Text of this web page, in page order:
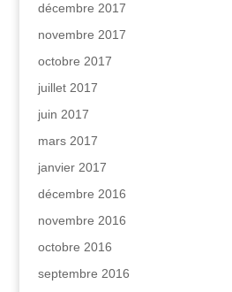
décembre 2017
novembre 2017
octobre 2017
juillet 2017
juin 2017
mars 2017
janvier 2017
décembre 2016
novembre 2016
octobre 2016
septembre 2016